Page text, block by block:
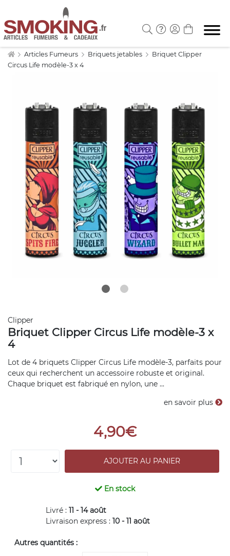
Articles Fumeurs Briquets jetables
Briquet Clipper
Circus Life modèle-3 x 4
Clipper
Briquet Clipper Circus Life modèle-3 x
4
Lot de 4 briquets Clipper Circus Life modèle-3, parfaits pour
ceux qui recherchent un accessoire robuste et original.
Chaque briquet est fabriqué en nylon, une ...
en savoir plus
4,90€
En stock
Livré : 11 - 14 août
Livraison express : 10 - 11 août
Autres quantités :